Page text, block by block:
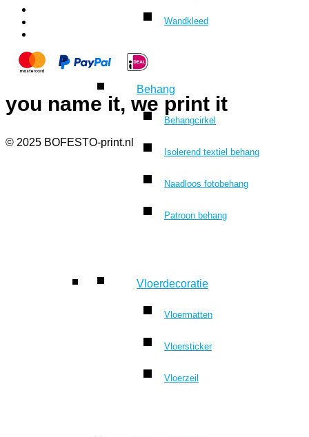
Wandkleed
Behang
Behangcirkel
Isolerend textiel behang
Naadloos fotobehang
Patroon behang
Vloerdecoratie
Vloermatten
Vloersticker
Vloerzeil
you name it, we print it
© 2025 BOFESTO-print.nl